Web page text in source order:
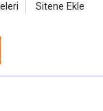
Sitene Ekle